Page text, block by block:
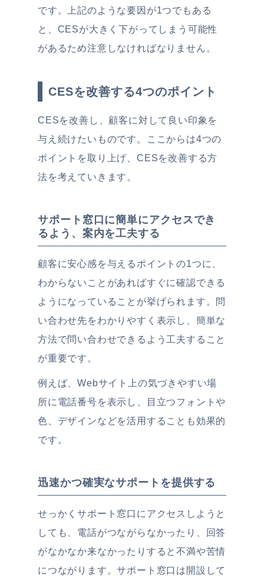
です。上記のような要因が1つでもある
と、CESが大きく下がってしまう可能性
があるため注意しなければなりません。
CESを改善する4つのポイント
CESを改善し、顧客に対して良い印象を
与え続けたいものです。ここからは4つの
ポイントを取り上げ、CESを改善する方
法を考えていきます。
サポート窓口に簡単にアクセスでき
るよう、案内を工夫する
顧客に安心感を与えるポイントの1つに、
わからないことがあればすぐに確認できる
ようになっていることが挙げられます。問
い合わせ先をわかりやすく表示し、簡単な
方法で問い合わせできるよう工夫すること
が重要です。
例えば、Webサイト上の気づきやすい場
所に電話番号を表示し、目立つフォントや
色、デザインなどを活用することも効果的
です。
迅速かつ確実なサポートを提供する
せっかくサポート窓口にアクセスしようと
しても、電話がつながらなかったり、回答
がなかなか来なかったりすると不満や苦情
につながります。サポート窓口は開設して